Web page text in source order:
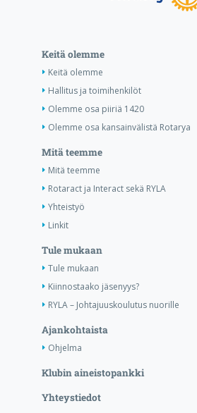
Keitä olemme
Keitä olemme
Hallitus ja toimihenkilöt
Olemme osa piiriä 1420
Olemme osa kansainvälistä Rotarya
Mitä teemme
Mitä teemme
Rotaract ja Interact sekä RYLA
Yhteistyö
Linkit
Tule mukaan
Tule mukaan
Kiinnostaako jäsenyys?
RYLA – Johtajuuskoulutus nuorille
Ajankohtaista
Ohjelma
Klubin aineistopankki
Yhteystiedot